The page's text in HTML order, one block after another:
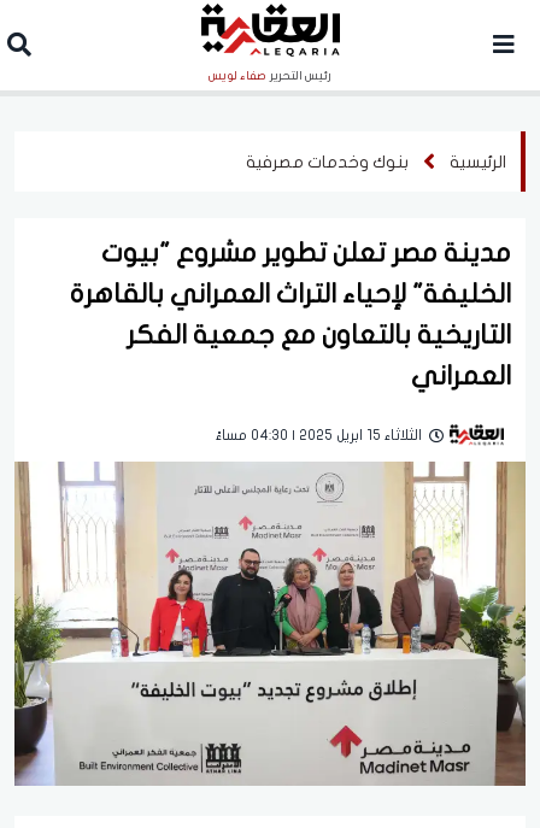
رئيس التحرير صفاء لويس
الرئيسية بنوك وخدمات مصرفية
مدينة مصر تعلن تطوير مشروع "بيوت
الخليفة" لإحياء التراث العمراني بالقاهرة
التاريخية بالتعاون مع جمعية الفكر
العمراني
الثلاثاء 15 ابريل 2025 | 04:30 مساءً